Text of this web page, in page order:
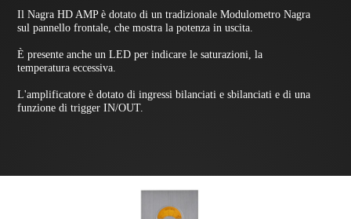
Il Nagra HD AMP è dotato di un tradizionale Modulometro Nagra
sul pannello frontale, che mostra la potenza in uscita.
È presente anche un LED per indicare le saturazioni, la
temperatura eccessiva.
L'amplificatore è dotato di ingressi bilanciati e sbilanciati e di una
funzione di trigger IN/OUT.